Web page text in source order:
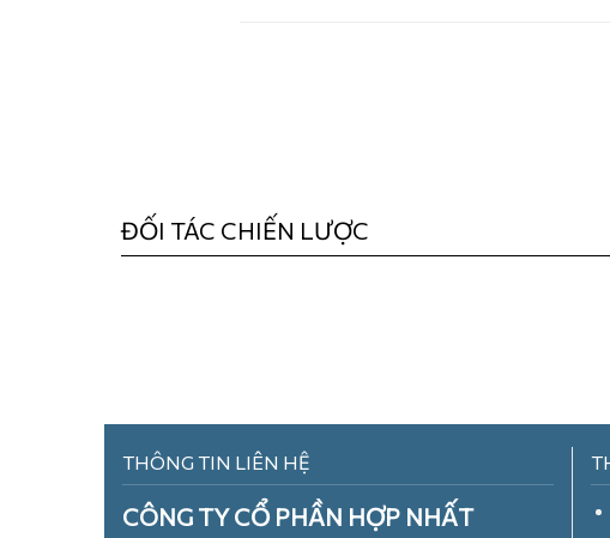
ĐỐI TÁC CHIẾN LƯỢC
THÔNG TIN LIÊN HỆ
CÔNG TY CỔ PHẦN HỢP NHẤT